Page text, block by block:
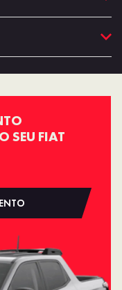
SEU FIAT